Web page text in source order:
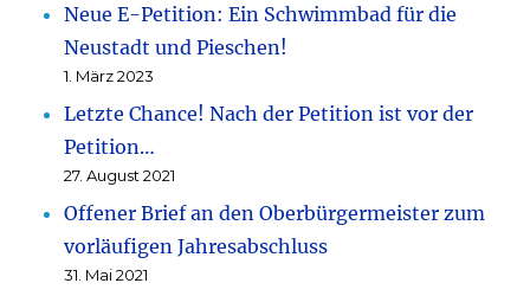
Neue E-Petition: Ein Schwimmbad für die
Neustadt und Pieschen!
1. März 2023
Letzte Chance! Nach der Petition ist vor der
Petition…
27. August 2021
Offener Brief an den Oberbürgermeister zum
vorläufigen Jahresabschluss
31. Mai 2021